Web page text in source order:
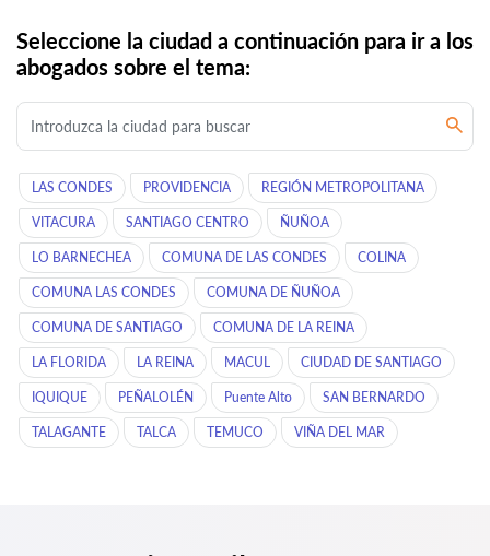
Seleccione la ciudad a continuación para ir a los
abogados sobre el tema:
LAS CONDES PROVIDENCIA REGIÓN METROPOLITANA
VITACURA SANTIAGO CENTRO ÑUÑOA
LO BARNECHEA COMUNA DE LAS CONDES COLINA
COMUNA LAS CONDES COMUNA DE ÑUÑOA
COMUNA DE SANTIAGO COMUNA DE LA REINA
LA FLORIDA LA REINA MACUL CIUDAD DE SANTIAGO
IQUIQUE PEÑALOLÉN Puente Alto SAN BERNARDO
TALAGANTE TALCA TEMUCO VIÑA DEL MAR